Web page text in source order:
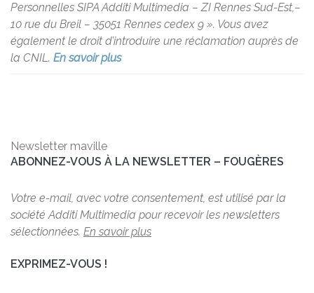
Personnelles SIPA Additi Multimedia – ZI Rennes Sud-Est,–
10 rue du Breil – 35051 Rennes cedex 9 ». Vous avez
également le droit d’introduire une réclamation auprès de
la CNIL. En savoir plus
Newsletter maville
ABONNEZ-VOUS À LA NEWSLETTER – FOUGÈRES
Votre e-mail, avec votre consentement, est utilisé par la
société Additi Multimedia pour recevoir les newsletters
sélectionnées. En savoir plus
EXPRIMEZ-VOUS !